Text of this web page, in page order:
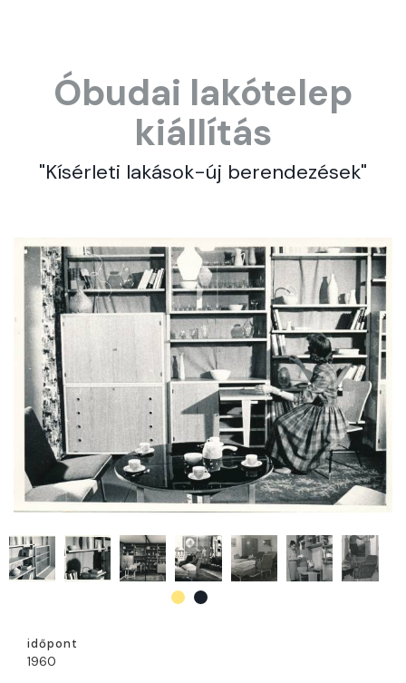
Óbudai lakótelep
kiállítás
"Kísérleti lakások-új berendezések"
időpont
1960